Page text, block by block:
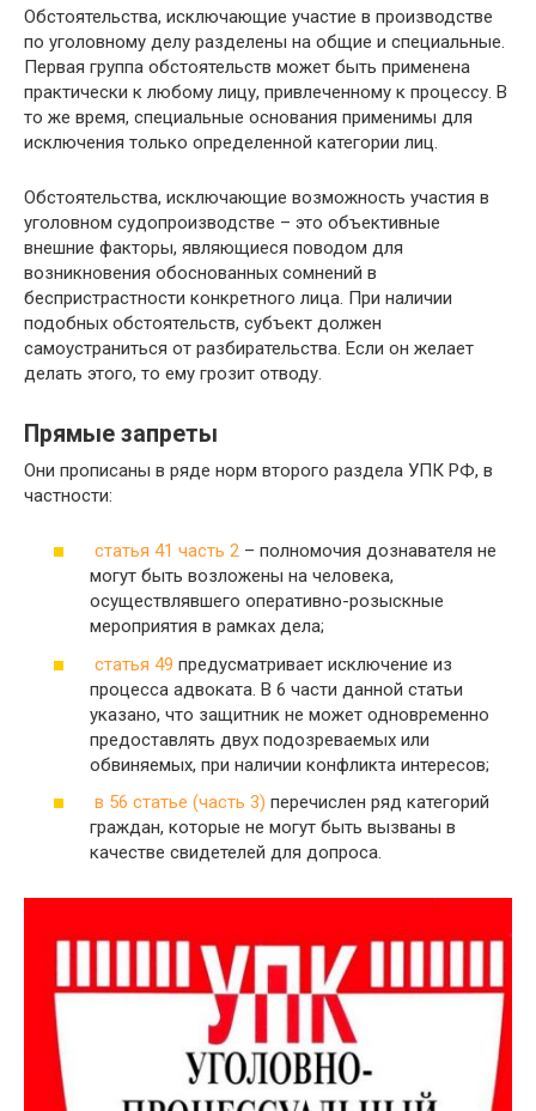
Обстоятельства, исключающие участие в производстве
по уголовному делу разделены на общие и специальные.
Первая группа обстоятельств может быть применена
практически к любому лицу, привлеченному к процессу. В
то же время, специальные основания применимы для
исключения только определенной категории лиц.
Обстоятельства, исключающие возможность участия в
уголовном судопроизводстве – это объективные
внешние факторы, являющиеся поводом для
возникновения обоснованных сомнений в
беспристрастности конкретного лица. При наличии
подобных обстоятельств, субъект должен
самоустраниться от разбирательства. Если он желает
делать этого, то ему грозит отводу.
Прямые запреты
Они прописаны в ряде норм второго раздела УПК РФ, в
частности:
статья 41 часть 2 – полномочия дознавателя не
могут быть возложены на человека,
осуществлявшего оперативно-розыскные
мероприятия в рамках дела;
статья 49 предусматривает исключение из
процесса адвоката. В 6 части данной статьи
указано, что защитник не может одновременно
предоставлять двух подозреваемых или
обвиняемых, при наличии конфликта интересов;
в 56 статье (часть 3) перечислен ряд категорий
граждан, которые не могут быть вызваны в
качестве свидетелей для допроса.